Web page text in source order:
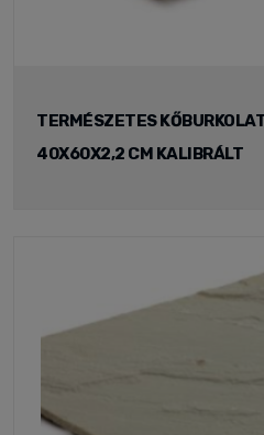
TERMÉSZETES
40X60X2,2 CM KALIBRÁLT